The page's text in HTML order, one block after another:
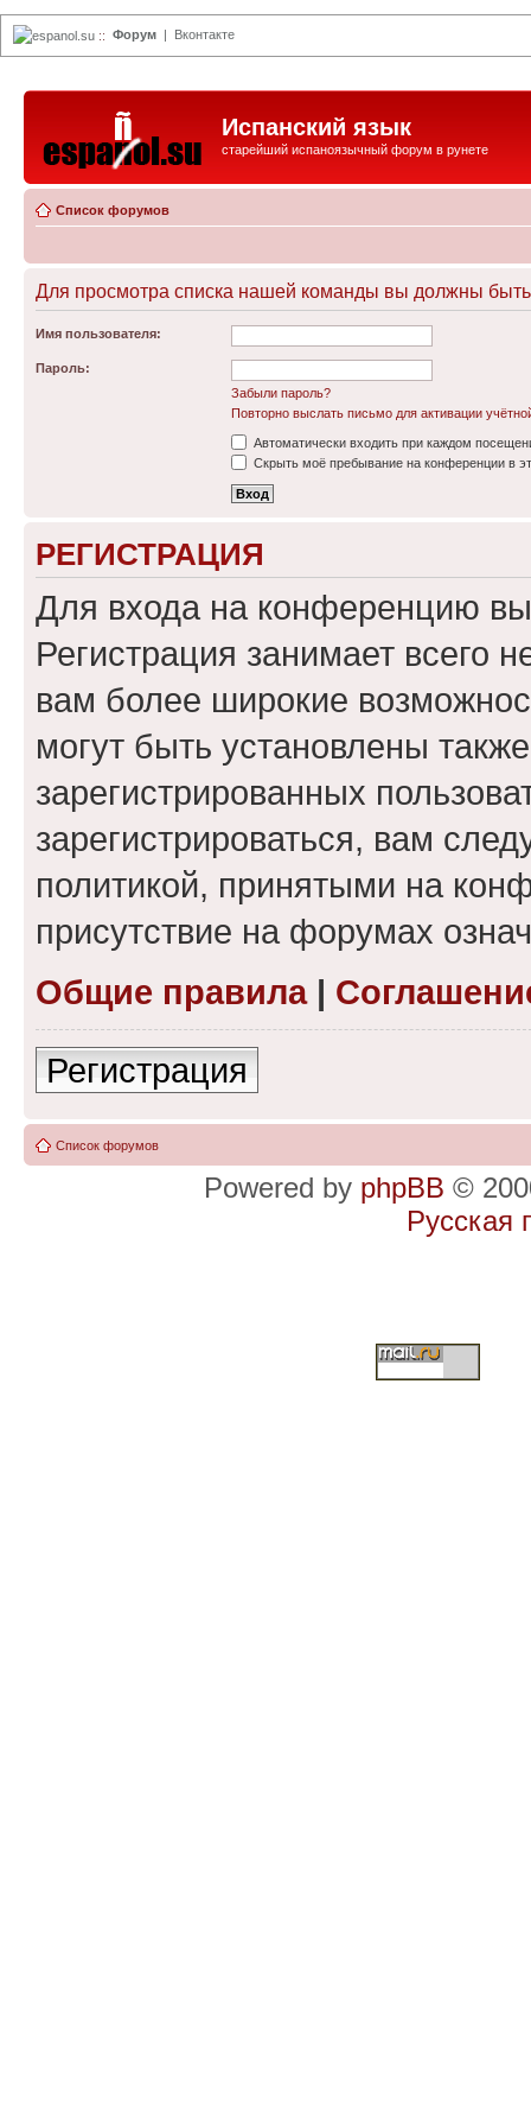
espanol.su :: Форум | Вконтакте
Испанский язык
старейший испаноязычный форум в рунете
Список форумов
Для просмотра списка нашей команды вы должны
Имя пользователя:
Пароль:
Забыли пароль?
Повторно выслать письмо для активации
Автоматически входить при каждом
Скрыть моё пребывание на конференции в
РЕГИСТРАЦИЯ
Для входа на конференцию
Регистрация занимает всего
вам более широкие
могут быть установлены
зарегистрированных
зарегистрироваться, вам
политикой, принятыми на
присутствие на форумах
Общие правила|
Регистрация
Список форумов
Powered by phpBB ©
Русская